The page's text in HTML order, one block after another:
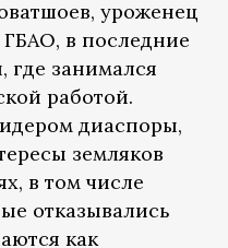
уроженец
в последние
где занимался
работой.
диаспоры,
земляков
в том числе
отказывались
как